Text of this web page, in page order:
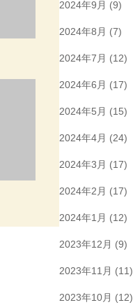
2024年9月 (9)
2024年8月 (7)
2024年7月 (12)
2024年6月 (17)
2024年5月 (15)
2024年4月 (24)
2024年3月 (17)
2024年2月 (17)
2024年1月 (12)
2023年12月 (9)
2023年11月 (11)
2023年10月 (12)